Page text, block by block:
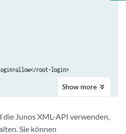
root-login>
Show more
die Junos XML-API verwenden,
Sie können